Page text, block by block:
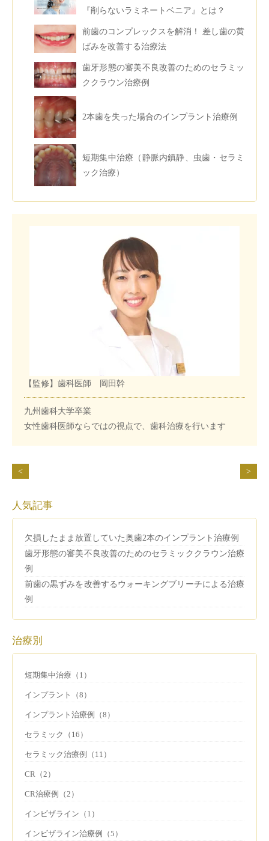
『削らないラミネートベニア』とは？
前歯のコンプレックスを解消！ 差し歯の黄
ばみを改善する治療法
歯牙形態の審美不良改善のためのセラミッ
ククラウン治療例
2本歯を失った場合のインプラント治療例
短期集中治療（静脈内鎮静、虫歯・セラミ
ック治療）
【監修】歯科医師 岡田幹
九州歯科大学卒業
女性歯科医師ならではの視点で、歯科治療を行います
< >
人気記事
欠損したまま放置していた奥歯2本のインプラント治療例
歯牙形態の審美不良改善のためのセラミッククラウン治療
例
前歯の黒ずみを改善するウォーキングブリーチによる治療
例
治療別
短期集中治療（1）
インプラント（8）
インプラント治療例（8）
セラミック（16）
セラミック治療例（11）
CR（2）
CR治療例（2）
インビザライン（1）
インビザライン治療例（5）